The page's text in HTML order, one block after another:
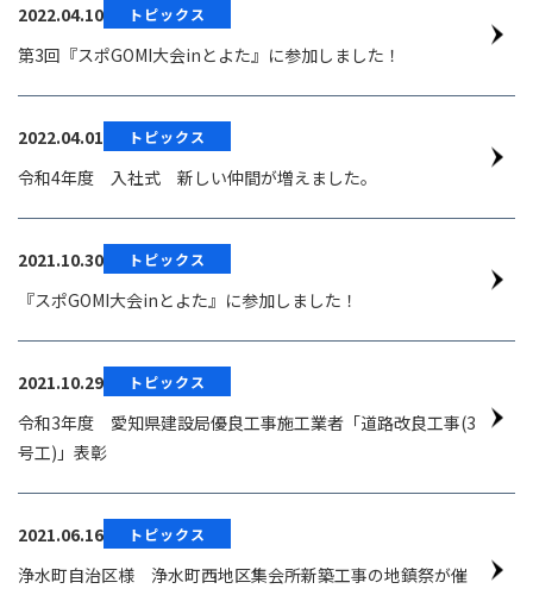
2022.04.10 トピックス
第3回『スポGOMI大会inとよた』に参加しました！
2022.04.01 トピックス
令和4年度 入社式 新しい仲間が増えました。
2021.10.30 トピックス
『スポGOMI大会inとよた』に参加しました！
2021.10.29 トピックス
令和3年度 愛知県建設局優良工事施工業者「道路改良工事(3
号工)」表彰
2021.06.16 トピックス
浄水町自治区様 浄水町西地区集会所新築工事の地鎮祭が催